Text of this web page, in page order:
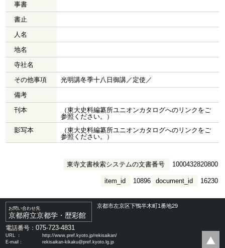
事書
書止
人名
地名
寺社名
その他事項
光明講冬季十八日御講／定使／
備考
刊本
（東大史料編纂所ユニオンカタログへのリンクをご
参照ください。）
影写本
（東大史料編纂所ユニオンカタログへのリンクをご
参照ください。）
東寺文書検索システムの文書番号 1000432820800
document_id 16230
item_id 10896
お問い合わせ先
京都府立京都学・歴彩館
京都市左京区下鴨半木町1番地29
電話番号：075-723-4831
URL ：
http://www.pref.kyoto.jp/rekisaikan/
E-mail：
rekisaikan-kikaku@pref.kyoto.lg.jp